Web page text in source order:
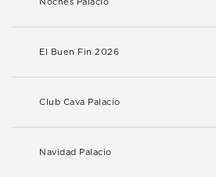
Noches Palacio
El Buen Fin 2026
Club Cava Palacio
Navidad Palacio